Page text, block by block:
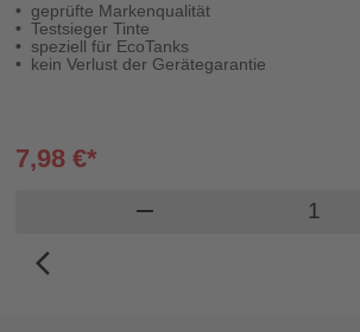
geprüfte Markenqualität
Testsieger Tinte
speziell für EcoTanks
kein Verlust der Gerätegarantie
7,98 €*
remove
arrow_back_ios_new